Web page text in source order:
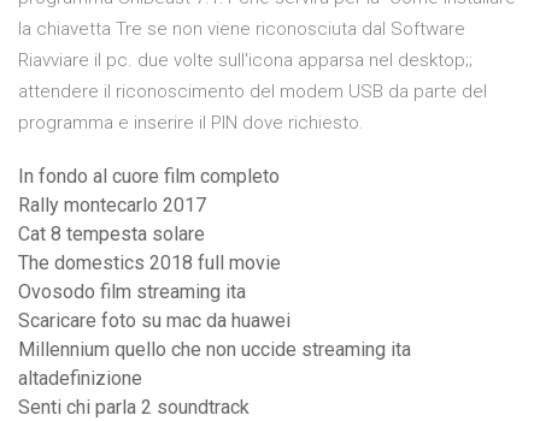
la chiavetta Tre se non viene riconosciuta dal Software
Riavviare il pc. due volte sull'icona apparsa nel desktop;;
attendere il riconoscimento del modem USB da parte del
programma e inserire il PIN dove richiesto.
In fondo al cuore film completo
Rally montecarlo 2017
Cat 8 tempesta solare
The domestics 2018 full movie
Ovosodo film streaming ita
Scaricare foto su mac da huawei
Millennium quello che non uccide streaming ita
altadefinizione
Senti chi parla 2 soundtrack